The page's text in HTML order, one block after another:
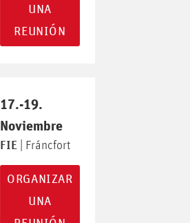
UNA
REUNIÓN
17.-19.
Noviembre
FIE | Fráncfort
ORGANIZAR
UNA